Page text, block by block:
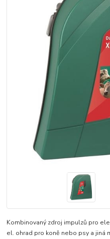
Kombinovaný zdroj impulzů pro
el. ohrad pro koně nebo psy a jiná